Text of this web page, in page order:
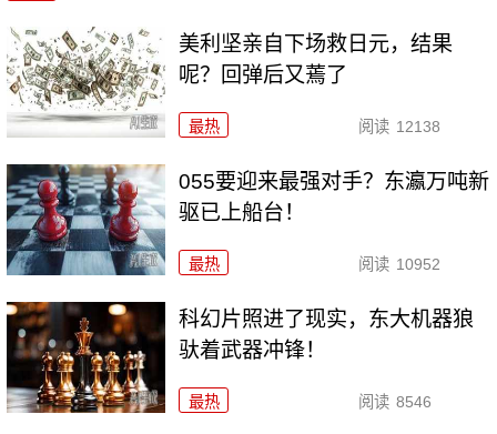
美利坚亲自下场救日元，结果
呢？回弹后又蔫了
最热 阅读 12138
055要迎来最强对手？东瀛万吨新
驱已上船台！
最热 阅读 10952
科幻片照进了现实，东大机器狼
驮着武器冲锋！
最热 阅读 8546